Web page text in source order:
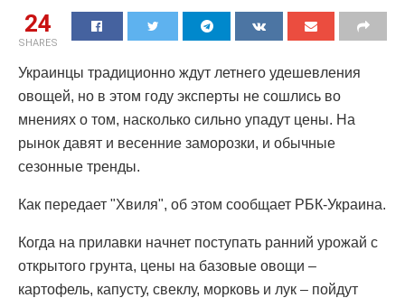
24
SHARES
Украинцы традиционно ждут летнего удешевления
овощей, но в этом году эксперты не сошлись во
мнениях о том, насколько сильно упадут цены. На
рынок давят и весенние заморозки, и обычные
сезонные тренды.
Как передает "Хвиля", об этом сообщает РБК-Украина.
Когда на прилавки начнет поступать ранний урожай с
открытого грунта, цены на базовые овощи –
картофель, капусту, свеклу, морковь и лук – пойдут